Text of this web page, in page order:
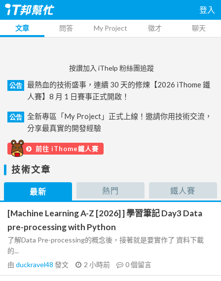
登入
文章 問答 My Project 徵才 聊天
按讚加入 iThelp 粉絲團追蹤
公告
最熱血的技術盛事，連續 30 天的修煉【2026 iThome 鐵
人賽】8 月 1 日賽事正式開啟！
公告
全新專區「My Project」正式上線！邀請你用技術交流，
分享最真實的開發經驗
前往 iThome鐵人賽
技術文章
最新 熱門 鐵人賽
[Machine Learning A-Z [2026] ] 學習筆記 Day3 Data
pre-processing with Python
了解Data Pre-processing的概念後，接著就是要實作了 資料下載
的...
由 duckravel48 發文 2 小時前 0個留言